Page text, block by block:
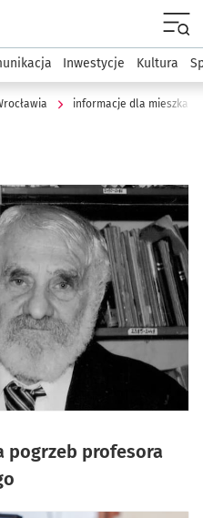
wroclaw.pl
Inwestycje Kultura
informacje dla
pogrzeb profesora